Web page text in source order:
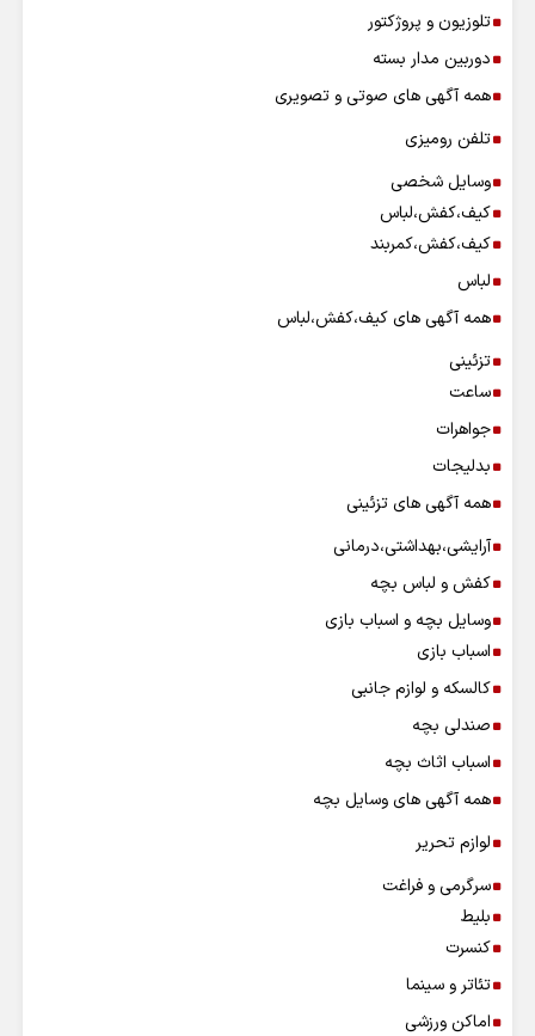
تلوزیون و پروژکتور
دوربین مدار بسته
همه آگهی های صوتی و تصویری
تلفن رومیزی
وسایل شخصی
کیف،کفش،لباس
کیف،کفش،کمربند
لباس
همه آگهی های کیف،کفش،لباس
تزئینی
ساعت
جواهرات
بدلیجات
همه آگهی های تزئینی
آرایشی،بهداشتی،درمانی
کفش و لباس بچه
وسایل بچه و اسباب بازی
اسباب بازی
کالسکه و لوازم جانبی
صندلی بچه
اسباب اثاث بچه
همه آگهی های وسایل بچه
لوازم تحریر
سرگرمی و فراغت
بلیط
کنسرت
تئاتر و سینما
اماکن ورزشی